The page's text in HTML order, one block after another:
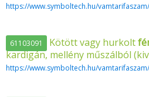
https://www.symboltech.hu/
61103091 Kötött vagy hurkolt
kardigán, mellény műszálból
https://www.symboltech.hu/